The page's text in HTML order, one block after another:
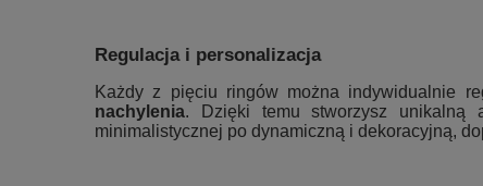
Regulacja i personalizacja
Każdy z pięciu ringów można indywidualnie
nachylenia. Dzięki temu stworzysz unikalną
minimalistycznej po dynamiczną i dekoracyjną,